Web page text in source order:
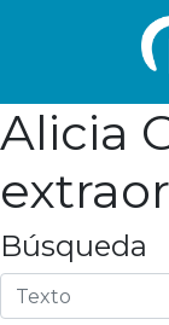
Alicia
Búsqueda